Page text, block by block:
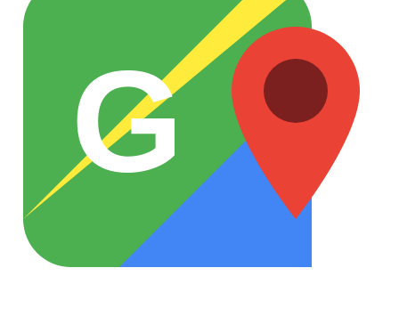
G